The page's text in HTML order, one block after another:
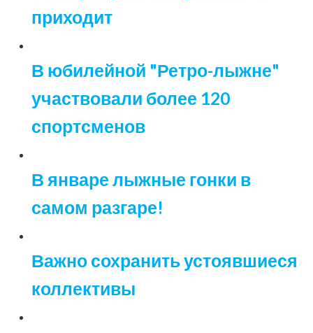
приходит
В юбилейной "Ретро-лыжне"
участвовали более 120
спортсменов
В январе лыжные гонки в
самом разгаре!
Важно сохранить устоявшиеся
коллективы